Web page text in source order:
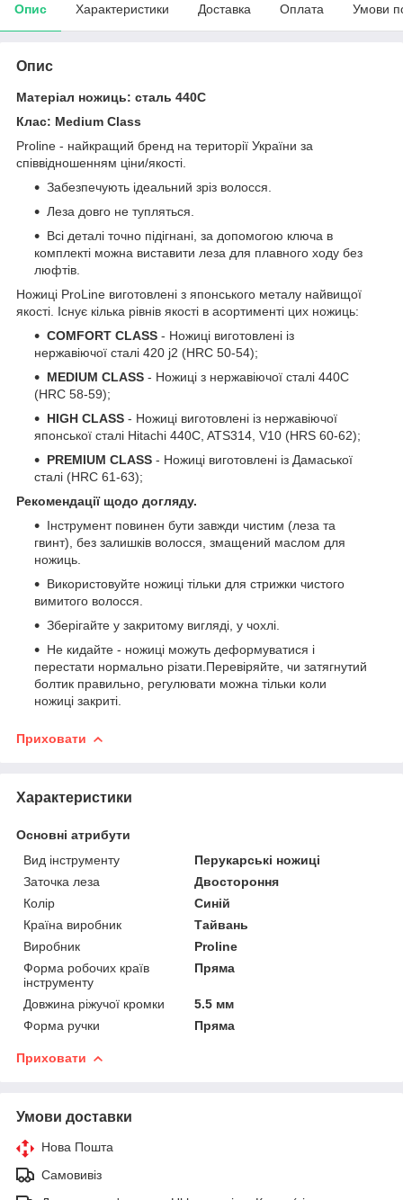
Опис Характеристики Доставка Оплата Умови
Опис
Матеріал ножиць: сталь 440С
Клас: Medium Class
Proline - найкращий бренд на території України за
співвідношенням ціни/якості.
Забезпечують ідеальний зріз волосся.
Леза довго не тупляться.
Всі деталі точно підігнані, за допомогою ключа в
комплекті можна виставити леза для плавного ходу без
люфтів.
Ножиці ProLine виготовлені з японського металу найвищої
якості. Існує кілька рівнів якості в асортименті цих ножиць:
COMFORT CLASS - Ножиці виготовлені із
нержавіючої сталі 420 j2 (HRC 50-54);
MEDIUM CLASS - Ножиці з нержавіючої сталі 440С
(HRC 58-59);
HIGH CLASS - Ножиці виготовлені із нержавіючої
японської сталі Hitachi 440C, ATS314, V10 (HRS 60-62);
PREMIUM CLASS - Ножиці виготовлені із Дамаської
сталі (HRC 61-63);
Рекомендації щодо догляду.
Інструмент повинен бути завжди чистим (леза та
гвинт), без залишків волосся, змащений маслом для
ножиць.
Використовуйте ножиці тільки для стрижки чистого
вимитого волосся.
Зберігайте у закритому вигляді, у чохлі.
Не кидайте - ножиці можуть деформуватися і
перестати нормально різати.Перевіряйте, чи затягнутий
болтик правильно, регулювати можна тільки коли
ножиці закриті.
Приховати
Характеристики
Основні атрибути
Вид інструменту
Перукарські ножиці
Заточка леза
Двостороння
Колір
Синій
Країна виробник
Тайвань
Виробник
Proline
Форма робочих країв
інструменту
Пряма
Довжина ріжучої кромки
5.5 мм
Форма ручки
Пряма
Приховати
Умови доставки
Нова Пошта
Самовивіз